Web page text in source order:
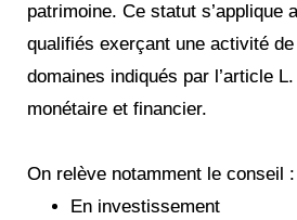
patrimoine. Ce statut s’applique
qualifiés exerçant une activité
domaines indiqués par l’article
monétaire et financier.
On relève notamment le conseil :
En investissement